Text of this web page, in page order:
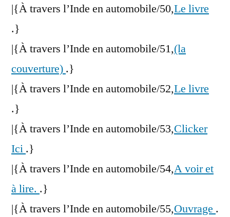
|{À travers l’Inde en automobile/50,Le livre
.}
|{À travers l’Inde en automobile/51,(la
couverture) .}
|{À travers l’Inde en automobile/52,Le livre
.}
|{À travers l’Inde en automobile/53,Clicker
Ici .}
|{À travers l’Inde en automobile/54,A voir et
à lire. .}
|{À travers l’Inde en automobile/55,Ouvrage .